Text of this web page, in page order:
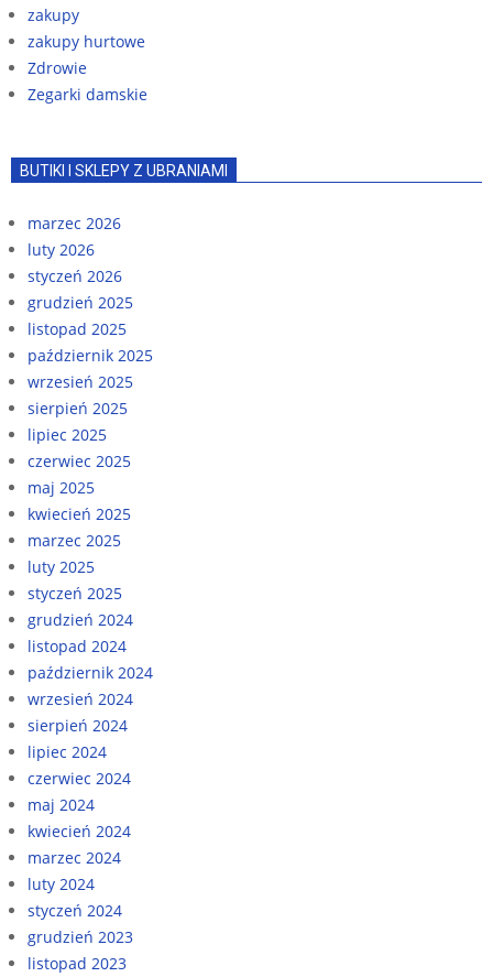
zakupy
zakupy hurtowe
Zdrowie
Zegarki damskie
BUTIKI I SKLEPY Z UBRANIAMI
marzec 2026
luty 2026
styczeń 2026
grudzień 2025
listopad 2025
październik 2025
wrzesień 2025
sierpień 2025
lipiec 2025
czerwiec 2025
maj 2025
kwiecień 2025
marzec 2025
luty 2025
styczeń 2025
grudzień 2024
listopad 2024
październik 2024
wrzesień 2024
sierpień 2024
lipiec 2024
czerwiec 2024
maj 2024
kwiecień 2024
marzec 2024
luty 2024
styczeń 2024
grudzień 2023
listopad 2023